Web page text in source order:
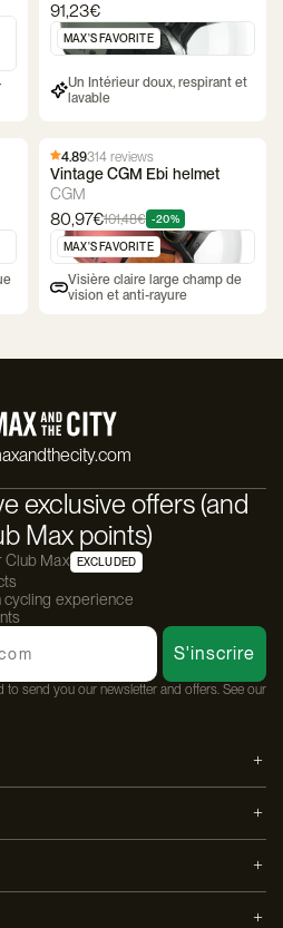
91,23€
MAX'S FAVORITE
Un Intérieur doux, respirant et
lavable
4.89314 reviews
Vintage CGM Ebi helmet
CGM
80,97€101,48€ -20%
MAX'S FAVORITE
Visière claire large champ de
vision et anti-rayure
exclusive offers (and
Max points)
Max EXCLUDED
cycling experience
S'inscrire
to send you our newsletter and offers. See our